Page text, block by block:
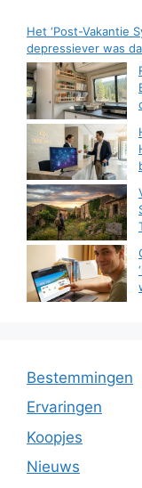
Het ‘Post-Vakantie
depressiever was
Bestemmingen
Ervaringen
Koopjes
Nieuws